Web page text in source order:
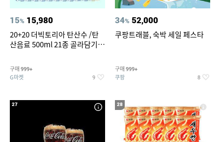
15% 15,980
20+20 더빅토리아 탄산수 /탄
산음료 500ml 21종 골라담기
구매 999+
G마켓 9
34% 52,000
쿠팡트래블, 숙박 세일 페스타
구매 999+
쿠팡 8
27 28